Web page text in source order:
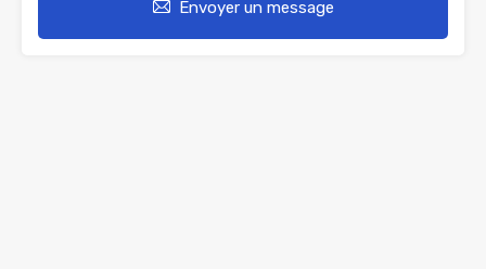
Envoyer un message